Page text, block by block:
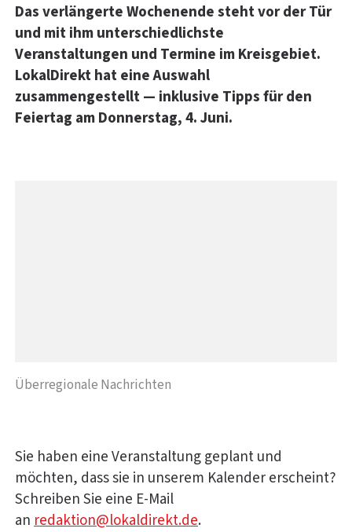
Das verlängerte Wochenende steht vor der Tür
und mit ihm unterschiedlichste
Veranstaltungen und Termine im Kreisgebiet.
LokalDirekt hat eine Auswahl
zusammengestellt — inklusive Tipps für den
Feiertag am Donnerstag, 4. Juni.
Überregionale Nachrichten
Sie haben eine Veranstaltung geplant und
möchten, dass sie in unserem Kalender erscheint?
Schreiben Sie eine E-Mail
anredaktion@lokaldirekt.de.